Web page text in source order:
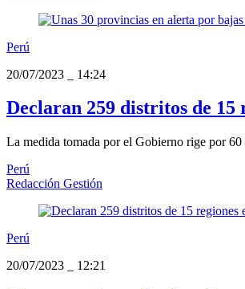
Perú
20/07/2023
14:24
Declaran 259 distritos de 15
La medida tomada por el Gobierno rige por
Perú
Redacción Gestión
Perú
20/07/2023
12:21